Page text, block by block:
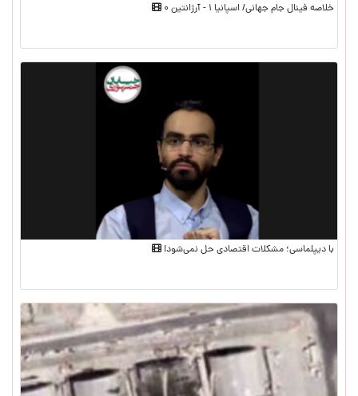
خلاصه فینال جام جهانی/ اسپانیا ۱ - آرژانتین ۰
با دیپلماسی؛ مشکلات اقتصادی حل نمی‌شود!